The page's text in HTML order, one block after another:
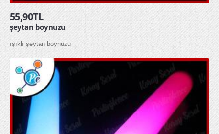
55,90TL
şeytan boynuzu
ışıklı şeytan boynuzu